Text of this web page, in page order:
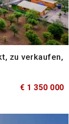
zu verkaufen,
€ 1 350 000